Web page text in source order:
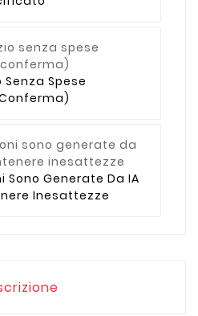
Spese
Generate Da IA
Inesattezze